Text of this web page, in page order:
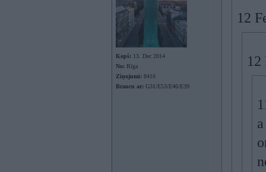
Kopš: 13. Dec 2014
No: Rīga
Ziņojumi: 8416
Braucu ar: G31/E53/E46/E39
12
12